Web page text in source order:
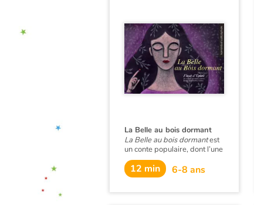
La Belle au bois dormant
La Belle au bois dormantest
un conte populaire, dont l’une
des versions les plus célèbres
est celle des frères Grimm,
publiée en 1812.
12 min 6-8 ans